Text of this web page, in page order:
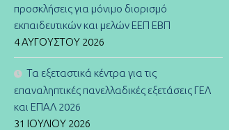
προσκλήσεις για μόνιμο διορισμό
εκπαιδευτικών και μελών ΕΕΠ ΕΒΠ
4 ΑΥΓΟΎΣΤΟΥ 2026
Τα εξεταστικά κέντρα για τις
επαναληπτικές πανελλαδικές εξετάσεις ΓΕΛ
και ΕΠΑΛ 2026
31 ΙΟΥΛΊΟΥ 2026